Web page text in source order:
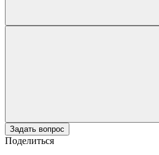
Задать вопрос
Поделиться